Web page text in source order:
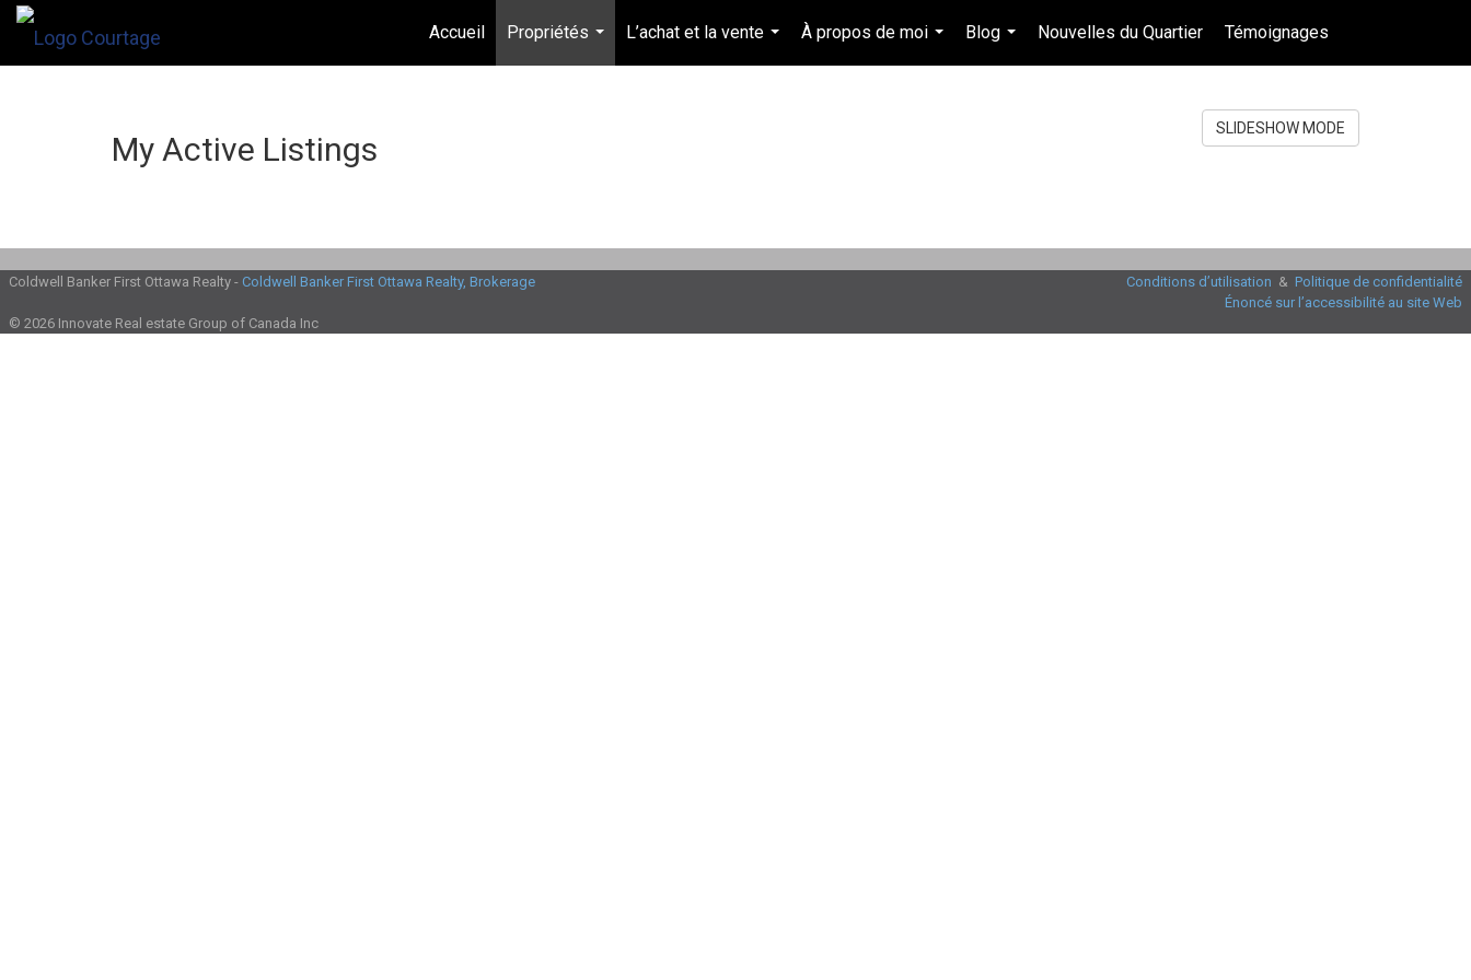
Accueil
Propriétés
...
L’achat et la vente
...
À propos de moi
...
Blog
...
Nouvelles du Quartier Témoignages
...
My Active Listings
SLIDESHOW MODE
Coldwell Banker First Ottawa Realty - Coldwell Banker First Ottawa Realty, Brokerage Conditions d’utilisation & Politique de confidentialité
Énoncé sur l’accessibilité au site Web
© 2026 Innovate Real estate Group of Canada Inc